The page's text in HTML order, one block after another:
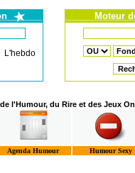
L'hebdo
Moteur
l'Humour, du Rire et des Jeux
Agenda Humour Humour Sexy